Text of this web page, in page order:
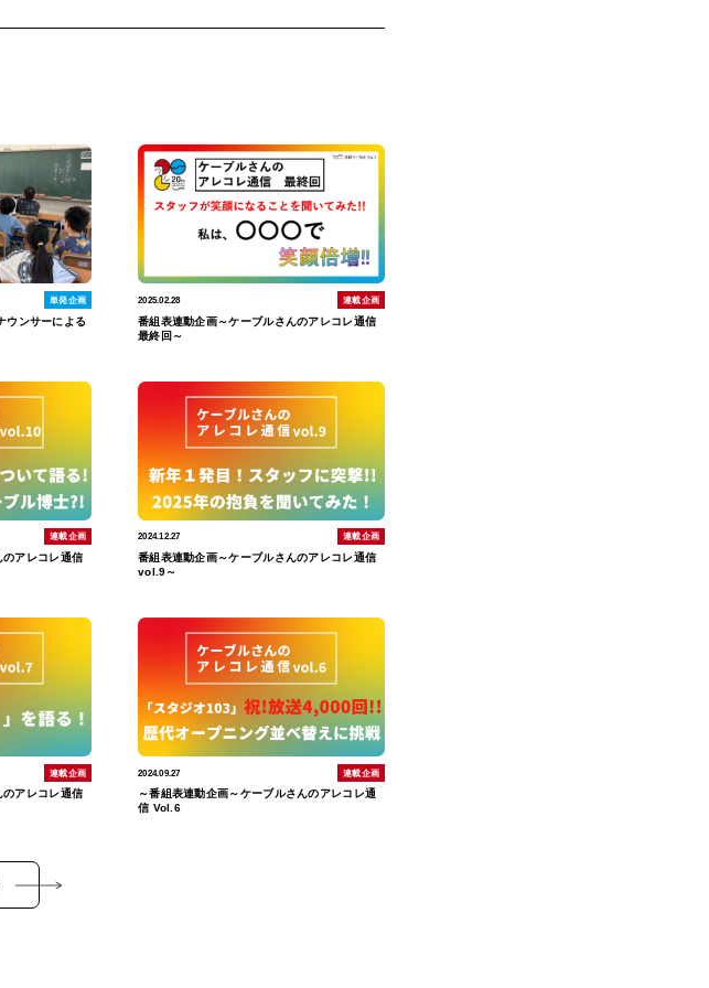
単発企画
ウンサーによる
2025.02.28 連載企画
番組表連動企画～ケーブルさんのアレコレ通信
最終回～
連載企画
のアレコレ通信
2024.12.27 連載企画
番組表連動企画～ケーブルさんのアレコレ通信
vol.9～
連載企画
のアレコレ通信
2024.09.27 連載企画
～番組表連動企画～ケーブルさんのアレコレ通
信 Vol.6